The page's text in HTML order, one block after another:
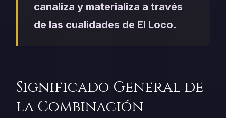
canaliza y materializa a través
de las cualidades de El Loco.
Significado General de
la Combinación